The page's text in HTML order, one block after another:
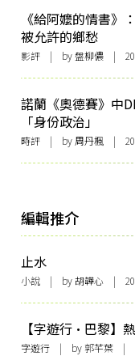
《給阿嬤的情書》
被允許的鄉愁
影評 | by 盤柳儂 |
諾蘭《奧德賽》中
「身份政治」
時評 | by 周丹楓 |
編輯推介
止水
小說 | by 胡韡心 |
【字遊行·巴黎】熱
字遊行 | by 郭芊葉 |